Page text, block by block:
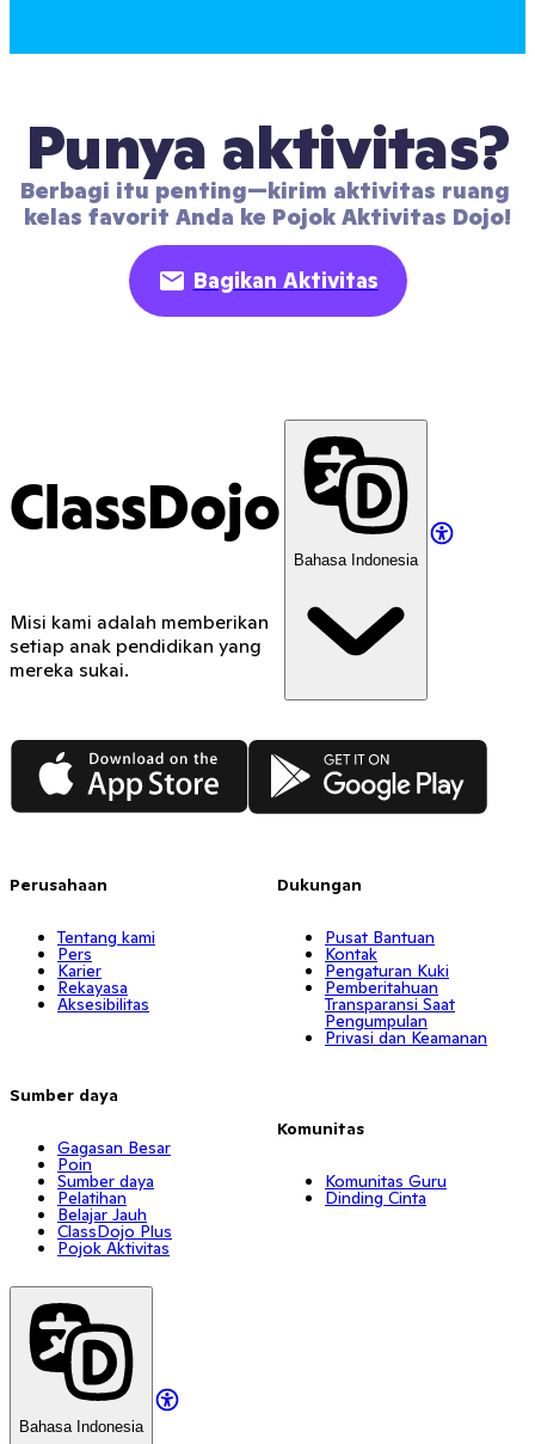
Punya aktivitas?
Berbagi itu penting—kirim aktivitas ruang
kelas favorit Anda ke Pojok Aktivitas Dojo!
Bagikan Aktivitas
ClassDojo
Misi kami adalah memberikan
setiap anak pendidikan yang
mereka sukai.
Bahasa Indonesia
App Store Google Play
Perusahaan
Tentang kami
Pers
Karier
Rekayasa
Aksesibilitas
Sumber daya
Gagasan Besar
Poin
Sumber daya
Pelatihan
Belajar Jauh
ClassDojo Plus
Pojok Aktivitas
Dukungan
Pusat Bantuan
Kontak
Pengaturan Kuki
Pemberitahuan
Transparansi Saat
Pengumpulan
Privasi dan Keamanan
Komunitas
Komunitas Guru
Dinding Cinta
Bahasa Indonesia